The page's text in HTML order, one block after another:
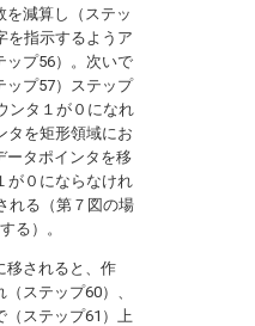
を減算し（ステッ
を指示するようア
ップ56）。次いで
ップ57）ステップ
ンタ１が０になれ
タを矩形領域にお
ータポインタを移
が０にならなけれ
れる（第７図の場
る）。
移されると、作
ステップ60）、
（ステップ61）上